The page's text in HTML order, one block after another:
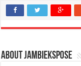
About jambiekspose